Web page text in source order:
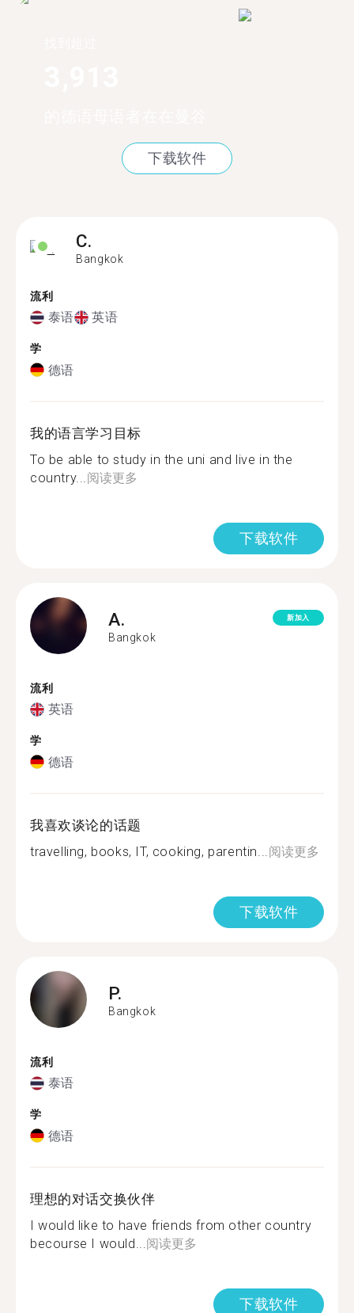
下载软件
C.
Bangkok
流利
泰语 英语
学
德语
我的语言学习目标
To be able to study in the uni and live in the
country... 阅读更多
下载软件
A.
Bangkok
新加入
流利
英语
学
德语
我喜欢谈论的话题
travelling, books, IT, cooking, parentin... 阅读更多
下载软件
P.
Bangkok
流利
泰语
学
德语
理想的对话交换伙伴
I would like to have friends from other country
becourse I would... 阅读更多
下载软件